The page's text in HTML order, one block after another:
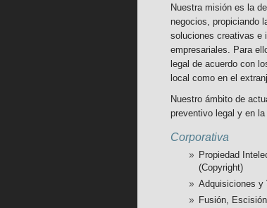
Nuestra misión es la
negocios, propiciando
soluciones creativas e
empresariales. Para
legal de acuerdo con
local como en el
Nuestro ámbito de
preventivo legal y en
Corporativa
Propiedad
(Copyright)
Adquisiciones y
Fusión,